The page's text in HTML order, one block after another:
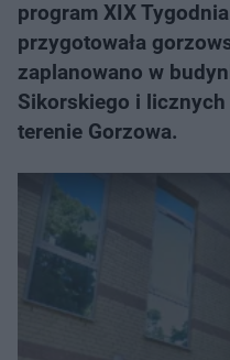
program XIX
przygotowała
zaplanowano w
Sikorskiego i
terenie Gorzowa.